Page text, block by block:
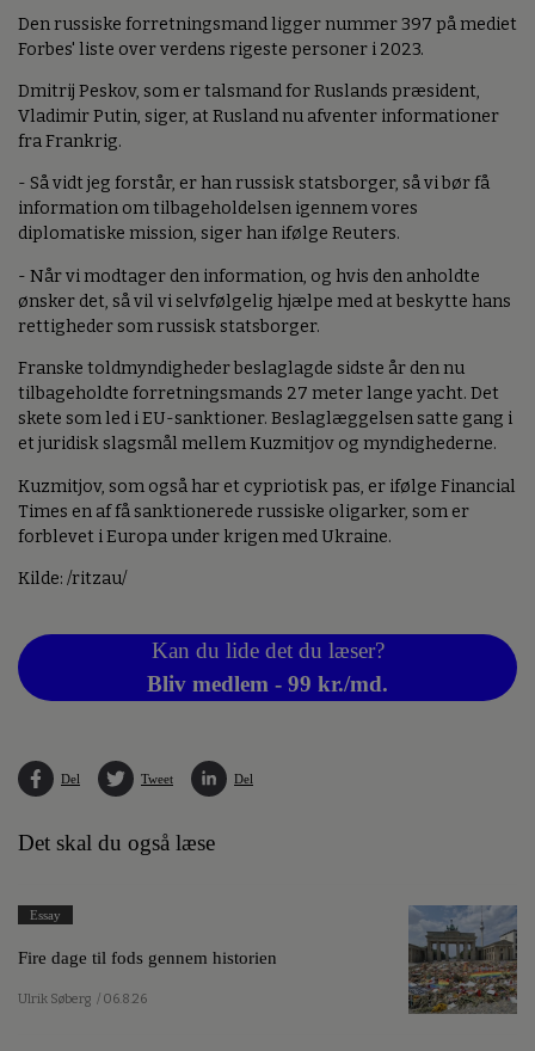
Den russiske forretningsmand ligger nummer 397 på mediet
Forbes' liste over verdens rigeste personer i 2023.
Dmitrij Peskov, som er talsmand for Ruslands præsident,
Vladimir Putin, siger, at Rusland nu afventer informationer
fra Frankrig.
- Så vidt jeg forstår, er han russisk statsborger, så vi bør få
information om tilbageholdelsen igennem vores
diplomatiske mission, siger han ifølge Reuters.
- Når vi modtager den information, og hvis den anholdte
ønsker det, så vil vi selvfølgelig hjælpe med at beskytte hans
rettigheder som russisk statsborger.
Franske toldmyndigheder beslaglagde sidste år den nu
tilbageholdte forretningsmands 27 meter lange yacht. Det
skete som led i EU-sanktioner. Beslaglæggelsen satte gang i
et juridisk slagsmål mellem Kuzmitjov og myndighederne.
Kuzmitjov, som også har et cypriotisk pas, er ifølge Financial
Times en af få sanktionerede russiske oligarker, som er
forblevet i Europa under krigen med Ukraine.
Kilde: /ritzau/
Kan du lide det du læser?
Bliv medlem - 99 kr./md.
Del Tweet Del
Det skal du også læse
Essay
Fire dage til fods gennem historien
Ulrik Søberg / 06.8.26